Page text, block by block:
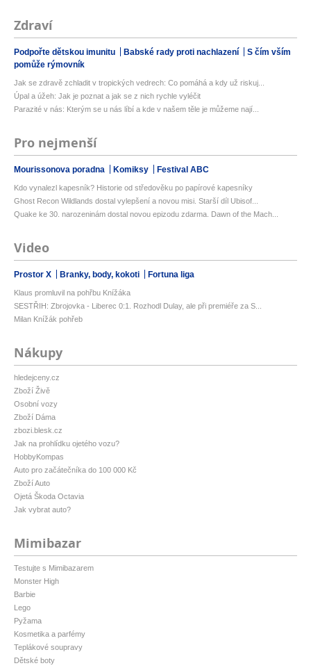
Zdraví
Podpořte dětskou imunitu Babské rady proti nachlazení
S čím vším
pomůže rýmovník
Jak se zdravě zchladit v tropických vedrech: Co pomáhá a kdy už riskuj...
Úpal a úžeh: Jak je poznat a jak se z nich rychle vyléčit
Parazité v nás: Kterým se u nás líbí a kde v našem těle je můžeme nají...
Pro nejmenší
Mourissonova poradna Komiksy Festival ABC
Kdo vynalezl kapesník? Historie od středověku po papírové kapesníky
Ghost Recon Wildlands dostal vylepšení a novou misi. Starší díl Ubisof...
Quake ke 30. narozeninám dostal novou epizodu zdarma. Dawn of the Mach...
Video
Prostor X Branky, body, kokoti Fortuna liga
Klaus promluvil na pohřbu Knížáka
SESTŘIH: Zbrojovka - Liberec 0:1. Rozhodl Dulay, ale při premiéře za S...
Milan Knížák pohřeb
Nákupy
hledejceny.cz
Zboží Živě
Osobní vozy
Zboží Dáma
zbozi.blesk.cz
Jak na prohlídku ojetého vozu?
HobbyKompas
Auto pro začátečníka do 100 000 Kč
Zboží Auto
Ojetá Škoda Octavia
Jak vybrat auto?
Mimibazar
Testujte s Mimibazarem
Monster High
Barbie
Lego
Pyžama
Kosmetika a parfémy
Teplákové soupravy
Dětské boty